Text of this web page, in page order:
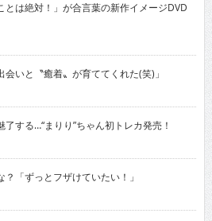
は絶対！」が合言葉の新作イメージDVD
いと〝癒着〟が育ててくれた(笑)」
する…“まりり”ちゃん初トレカ発売！
「ずっとフザけていたい！」